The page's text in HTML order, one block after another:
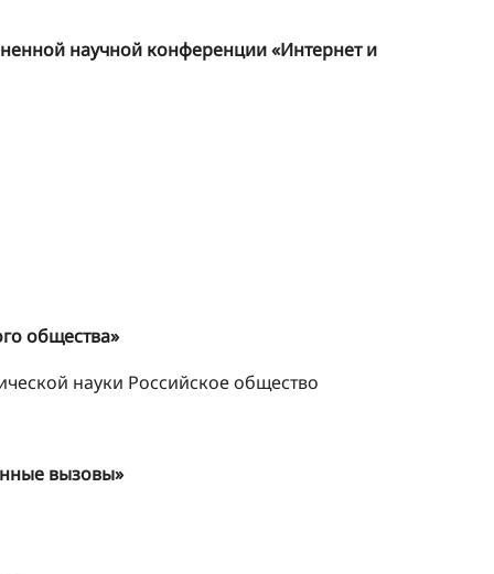
научной конференции «Интернет и
общества»
науки Российское общество
вызовы»